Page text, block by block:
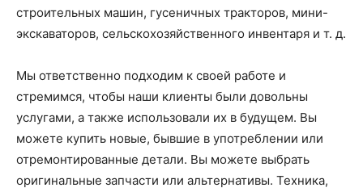
строительных машин, гусеничных тракторов, мини-
экскаваторов, сельскохозяйственного инвентаря и т. д.
Мы ответственно подходим к своей работе и
стремимся, чтобы наши клиенты были довольны
услугами, а также использовали их в будущем. Вы
можете купить новые, бывшие в употреблении или
отремонтированные детали. Вы можете выбрать
оригинальные запчасти или альтернативы. Техника,